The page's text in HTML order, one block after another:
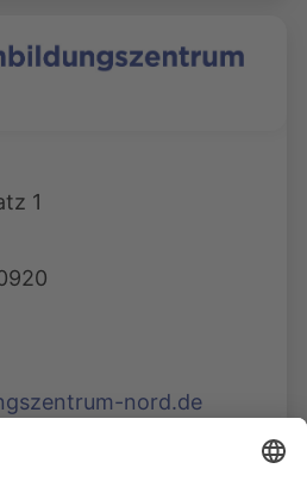
1
nord.de